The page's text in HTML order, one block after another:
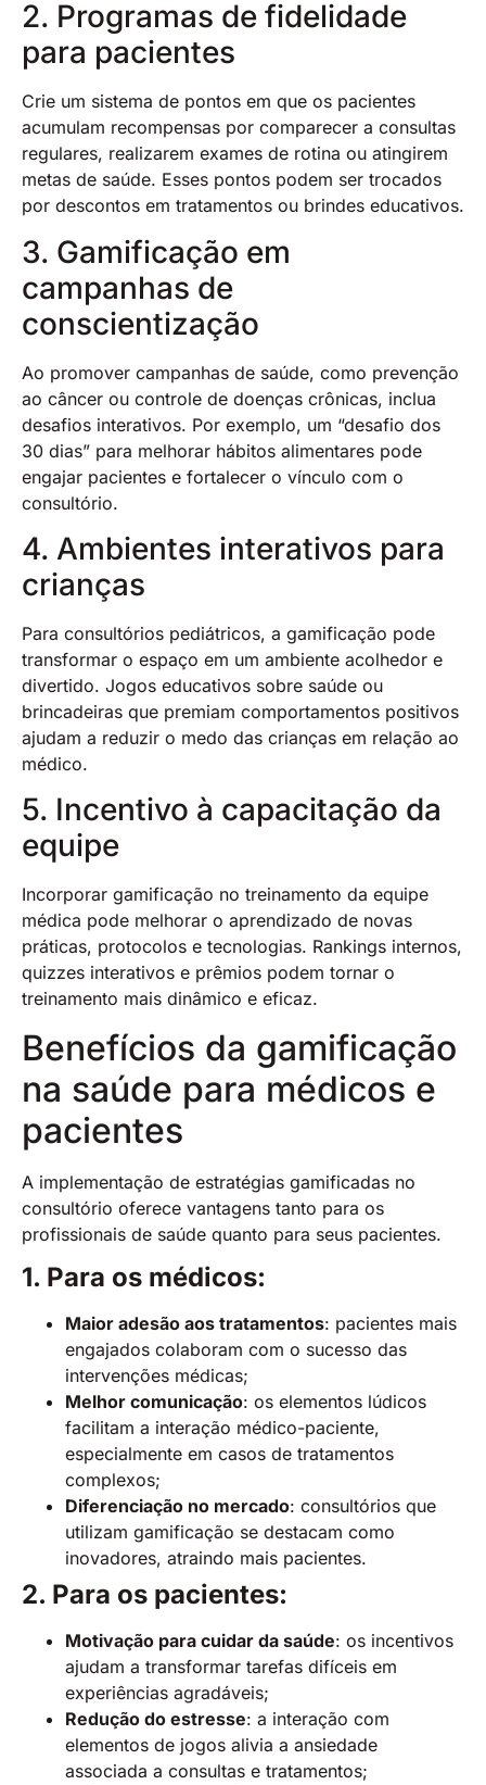
2. Programas de fidelidade
para pacientes
Crie um sistema de pontos em que os pacientes
acumulam recompensas por comparecer a consultas
regulares, realizarem exames de rotina ou atingirem
metas de saúde. Esses pontos podem ser trocados
por descontos em tratamentos ou brindes educativos.
3. Gamificação em
campanhas de
conscientização
Ao promover campanhas de saúde, como prevenção
ao câncer ou controle de doenças crônicas, inclua
desafios interativos. Por exemplo, um “desafio dos
30 dias” para melhorar hábitos alimentares pode
engajar pacientes e fortalecer o vínculo com o
consultório.
4. Ambientes interativos para
crianças
Para consultórios pediátricos, a gamificação pode
transformar o espaço em um ambiente acolhedor e
divertido. Jogos educativos sobre saúde ou
brincadeiras que premiam comportamentos positivos
ajudam a reduzir o medo das crianças em relação ao
médico.
5. Incentivo à capacitação da
equipe
Incorporar gamificação no treinamento da equipe
médica pode melhorar o aprendizado de novas
práticas, protocolos e tecnologias. Rankings internos,
quizzes interativos e prêmios podem tornar o
treinamento mais dinâmico e eficaz.
Benefícios da gamificação
na saúde para médicos e
pacientes
A implementação de estratégias gamificadas no
consultório oferece vantagens tanto para os
profissionais de saúde quanto para seus pacientes.
1. Para os médicos:
Maior adesão aos tratamentos: pacientes mais
engajados colaboram com o sucesso das
intervenções médicas;
Melhor comunicação: os elementos lúdicos
facilitam a interação médico-paciente,
especialmente em casos de tratamentos
complexos;
Diferenciação no mercado: consultórios que
utilizam gamificação se destacam como
inovadores, atraindo mais pacientes.
2. Para os pacientes:
Motivação para cuidar da saúde: os incentivos
ajudam a transformar tarefas difíceis em
experiências agradáveis;
Redução do estresse: a interação com
elementos de jogos alivia a ansiedade
associada a consultas e tratamentos;